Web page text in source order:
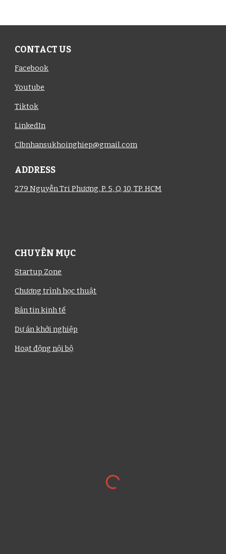
CONTACT US
Facebook
Youtube
Tiktok
LinkedIn
Clbnhansukhoinghiep@gmail.com
ADDRESS
279 Nguyễn Tri Phương, P. 5, Q. 10, TP. HCM
CHUYÊN MỤC
Startup Zone
Chương trình học thuật
Bản tin kinh tế
Dự án khởi nghiệp
Hoạt động nội bộ